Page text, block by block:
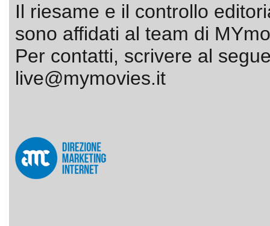
Il riesame e il controllo
sono affidati al team di
Per contatti, scrivere al
live@mymovies.it